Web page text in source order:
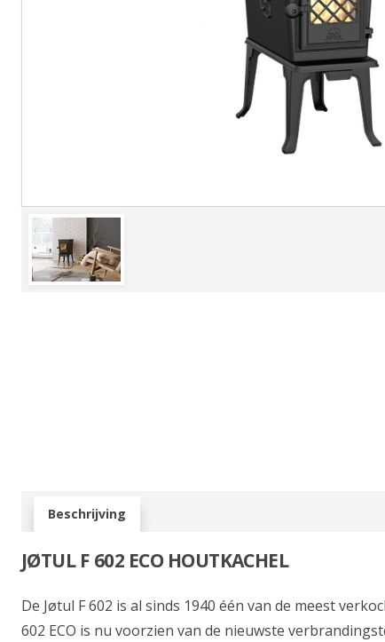
Beschrijving
JØTUL F 602 ECO HOUTKACHEL
De Jøtul F 602 is al sinds 1940 één van de meest
602 ECO is nu voorzien van de nieuwste